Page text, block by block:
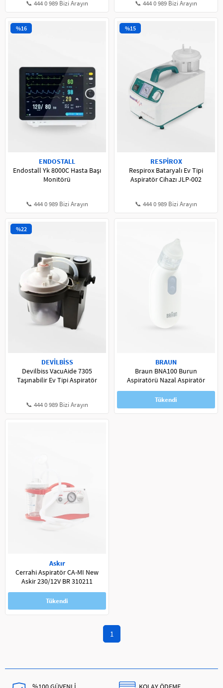
📞 444 0 989 Bizi Arayın 📞 444 0 989 Bizi Arayın
ENDOSTALL
Endostall Yk 8000C Hasta Başı
Monitörü
📞 444 0 989 Bizi Arayın
%16
RESPİROX
Respirox Bataryalı Ev Tipi
Aspiratör Cihazı JLP-002
📞 444 0 989 Bizi Arayın
%15
DEVİLBİSS
Devilbiss VacuAide 7305
Taşınabilir Ev Tipi Aspiratör
📞 444 0 989 Bizi Arayın
%22
Tükendi
BRAUN
Braun BNA100 Burun
Aspiratörü Nazal Aspiratör
📞 444 0 989 Bizi Arayın
Tükendi
Askır
Cerrahi Aspiratör CA-MI New
Askir 230/12V BR 310211
📞 444 0 989 Bizi Arayın
1